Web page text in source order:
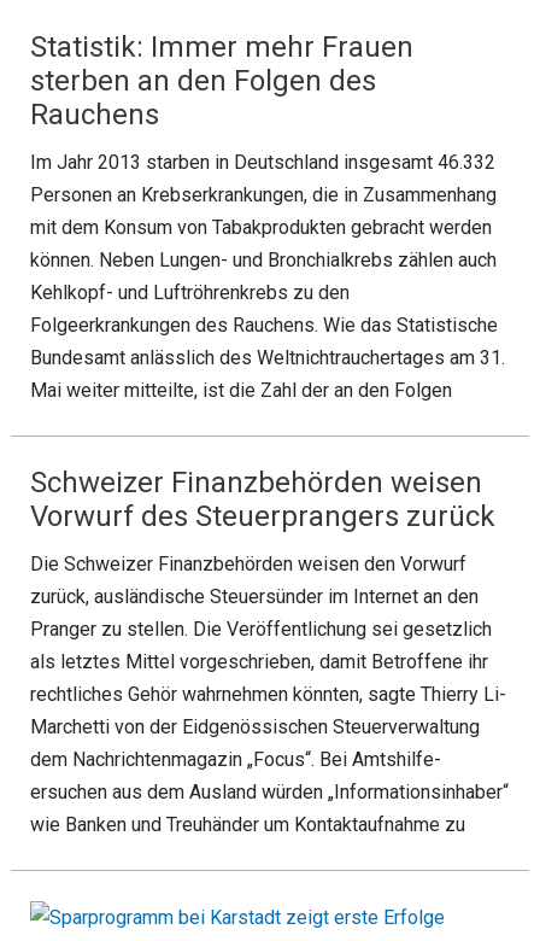
Statistik: Immer mehr Frauen
sterben an den Folgen des
Rauchens
Im Jahr 2013 starben in Deutschland insgesamt 46.332
Personen an Krebserkrankungen, die in Zusammenhang
mit dem Konsum von Tabakprodukten gebracht werden
können. Neben Lungen- und Bronchialkrebs zählen auch
Kehlkopf- und Luftröhrenkrebs zu den
Folgeerkrankungen des Rauchens. Wie das Statistische
Bundesamt anlässlich des Weltnichtrauchertages am 31.
Mai weiter mitteilte, ist die Zahl der an den Folgen
Schweizer Finanzbehörden weisen
Vorwurf des Steuerprangers zurück
Die Schweizer Finanzbehörden weisen den Vorwurf
zurück, ausländische Steuersünder im Internet an den
Pranger zu stellen. Die Veröffent­lichung sei gesetzlich
als letztes Mittel vorgeschrieben, damit Betroffene ihr
recht­liches Gehör wahrnehmen könnten, sagte Thierry Li-
Marchetti von der Eidge­nössischen Steuerverwaltung
dem Nachrichtenmagazin „Focus“. Bei Amtshilfe­
ersuchen aus dem Ausland würden „Informationsinhaber“
wie Banken und Treu­händer um Kontaktaufnahme zu